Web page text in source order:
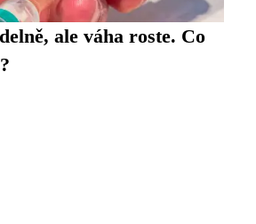
ale váha roste. Co